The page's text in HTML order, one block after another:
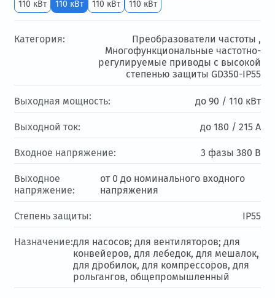
110 кВт
110 кВт 110 кВт 110 кВт
Категория:
Преобразователи частоты ,
Многофункциональные частотно-
регулируемые приводы с высокой
степенью защиты GD350-IP55
Выходная мощность: до 90 / 110 кВт
Выходной ток: до 180 / 215 А
Входное напряжение: 3 фазы 380 В
Выходное
напряжение:
от 0 до номинального входного
напряжения
Степень защиты: IP55
Назначение:для насосов; для вентиляторов; для
конвейеров, для лебедок, для мешалок,
для дробилок, для компрессоров, для
рольгангов, общепромышленный